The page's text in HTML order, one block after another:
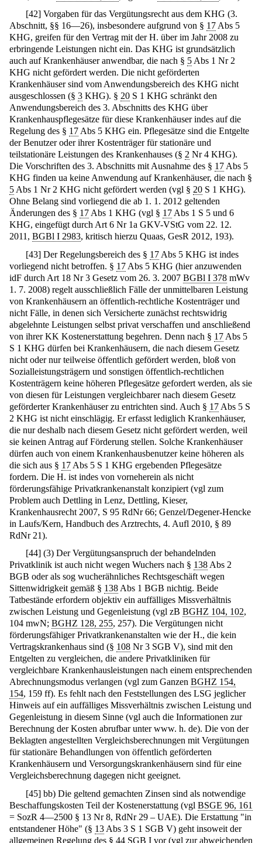
[42] Vorgaben für das Vergütungsrecht aus dem KHG (3.
Abschnitt, §§ 16—26), insbesondere aufgrund von § 17 Abs 5
KHG, greifen für den Vertrag mit der H. über im Jahr 2008 zu
erbringende Leistungen nicht ein. Das KHG ist grundsätzlich
auch auf Krankenhäuser anwendbar, die nach § 5 Abs 1 Nr 2
KHG nicht gefördert werden. Die nicht geförderten
Krankenhäuser sind vom Anwendungsbereich des KHG nicht
ausgeschlossen (§ 3 KHG). § 20 S 1 KHG schränkt den
Anwendungsbereich des 3. Abschnitts des KHG über
Krankenhauspflegesätze für diese Krankenhäuser indes auf die
Regelung des § 17 Abs 5 KHG ein. Pflegesätze sind die Entgelte
der Benutzer oder ihrer Kostenträger für stationäre und
teilstationäre Leistungen des Krankenhauses (§ 2 Nr 4 KHG).
Die Vorschriften des 3. Abschnitts mit Ausnahme des § 17 Abs 5
KHG finden ua keine Anwendung auf Krankenhäuser, die nach §
5 Abs 1 Nr 2 KHG nicht gefördert werden (vgl § 20 S 1 KHG).
Ohne Belang sind vorliegend die ab 1. 1. 2012 geltenden
Änderungen des § 17 Abs 1 KHG (vgl § 17 Abs 1 S 5 und 6
KHG, eingefügt durch Art 6 Nr 1a GKV-VStG vom 22. 12.
2011, BGBl I 2983, kritisch hierzu Quaas, GesR 2012, 193).
[43] Der Regelungsbereich des § 17 Abs 5 KHG ist indes
vorliegend nicht betroffen. § 17 Abs 5 KHG (hier anzuwenden
idF durch Art 18 Nr 3 Gesetz vom 26. 3. 2007 BGBl I 378 mWv
1. 7. 2008) regelt ausschließlich Fälle der unmittelbaren Leistung
von Krankenhäusern an öffentlich-rechtliche Kostenträger und
nicht Fälle, in denen sich Versicherte zunächst rechtswidrig
abgelehnte Leistungen selbst privat verschaffen und anschließend
von ihrer KK Kostenerstattung begehren. Denn nach § 17 Abs 5
S 1 KHG dürfen bei Krankenhäusern, die nach diesem Gesetz
nicht oder nur teilweise öffentlich gefördert werden, bloß von
Sozialleistungsträgern und sonstigen öffentlich-rechtlichen
Kostenträgern keine höheren Pflegesätze gefordert werden, als sie
von diesen für Leistungen vergleichbarer nach diesem Gesetz
geförderter Krankenhäuser zu entrichten sind. Auch § 17 Abs 5 S
2 KHG ist nicht einschlägig. Er erfasst lediglich Krankenhäuser,
die nur deshalb nach diesem Gesetz nicht gefördert werden, weil
sie keinen Antrag auf Förderung stellen. Solche Krankenhäuser
dürfen auch von einem Krankenhausbenutzer keine höheren als
die sich aus § 17 Abs 5 S 1 KHG ergebenden Pflegesätze
fordern. Die H. ist indes von vorneherein als nicht
förderungsfähige Privatkrankenanstalt konzipiert (vgl zum
Problem auch Dettling in Lenz, Dettling, Kieser,
Krankenhausrecht 2007, S 95 RdNr 66; Genzel/Degener-Hencke
in Laufs/Kern, Handbuch des Arztrechts, 4. Aufl 2010, § 89
RdNr 21).
[44] (3) Der Vergütungsanspruch der behandelnden
Privatklinik ist auch nicht wegen Wuchers nach § 138 Abs 2
BGB oder als sog wucherähnliches Rechtsgeschäft wegen
Sittenwidrigkeit gemäß § 138 Abs 1 BGB nichtig. Beide
Tatbestände erfordern objektiv ein auffälliges Missverhältnis
zwischen Leistung und Gegenleistung (vgl zB BGHZ 104, 102,
104 mwN; BGHZ 128, 255, 257). Die Vergütungen nicht
förderungsfähiger Privatkrankenanstalten wie der H., die kein
Vertragskrankenhaus sind (§ 108 Nr 3 SGB V), sind mit den
Entgelten zu vergleichen, die andere Privatkliniken für
vergleichbare Krankenhausleistungen nach einem entsprechenden
Abrechnungsmodus verlangen (vgl zum Ganzen BGHZ 154,
154, 159 ff). Es fehlt nach den Feststellungen des LSG jeglicher
Hinweis auf ein auffälliges Missverhältnis zwischen Leistung und
Gegenleistung in diesem Sinne (vgl auch die Informationen zur
Berechnung der Kosten abrufbar unter www. h. de). Die von der
Beklagten angestellten Vergleichsberechnungen mit Vergütungen
für stationäre Behandlungen von öffentlich geförderten
Krankenhäusern und Versorgungskrankenhäusern sind für eine
Vergleichsberechnung dagegen nicht geeignet.
[45] bb) Die geltend gemachten Zinsen sind als notwendige
Beschaffungskosten Teil der Kostenerstattung (vgl BSGE 96, 161
= SozR 4—2500 § 13 Nr 8, RdNr 29 – UAE). Die Erstattung "in
entstandener Höhe" (§ 13 Abs 3 S 1 SGB V) geht insoweit der
allgemeinen Regelung des § 44 SGB I vor (vgl zur abweichenden